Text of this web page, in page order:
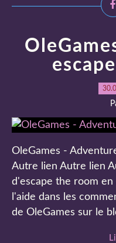
OleGames -
Autre lien Autre lien
d'escape the room en
l'aide dans les
de OleGames sur le